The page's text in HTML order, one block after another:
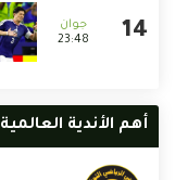
23:48
أهم الأندية العالمية